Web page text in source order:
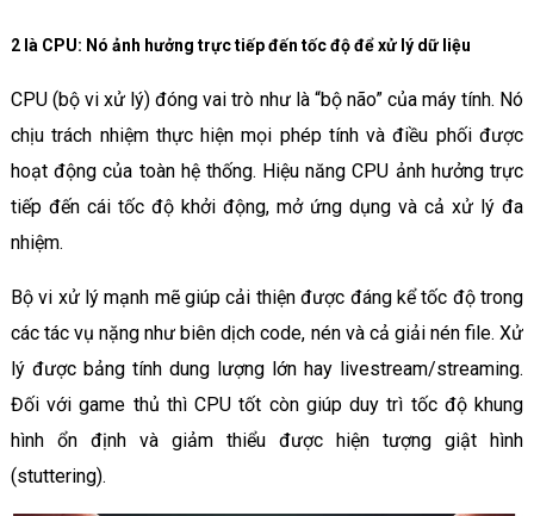
2 là CPU: Nó ảnh hưởng trực tiếp đến tốc độ để xử lý dữ liệu
CPU (bộ vi xử lý) đóng vai trò như là “bộ não” của máy tính. Nó
chịu trách nhiệm thực hiện mọi phép tính và điều phối được
hoạt động của toàn hệ thống. Hiệu năng CPU ảnh hưởng trực
tiếp đến cái tốc độ khởi động, mở ứng dụng và cả xử lý đa
nhiệm.
Bộ vi xử lý mạnh mẽ giúp cải thiện được đáng kể tốc độ trong
các tác vụ nặng như biên dịch code, nén và cả giải nén file. Xử
lý được bảng tính dung lượng lớn hay livestream/streaming.
Đối với game thủ thì CPU tốt còn giúp duy trì tốc độ khung
hình ổn định và giảm thiểu được hiện tượng giật hình
(stuttering).